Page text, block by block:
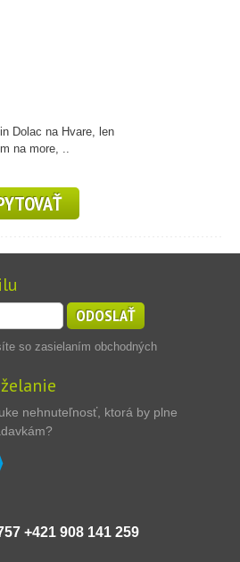
Dolac na Hvare, len
na more, ..
ODOSLAŤ
so zasielaním obchodných
nehnuteľnosť, ktorá by plne
+421 908 141 259